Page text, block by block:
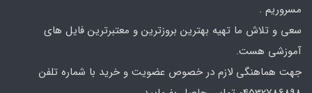
مسروریم .
سعی و تلاش ما تهیه بهترین بروزترین و معتبرترین فایل های
آموزشی هست.
جهت هماهنگی لازم در خصوص عضویت و خرید با شماره تلفن